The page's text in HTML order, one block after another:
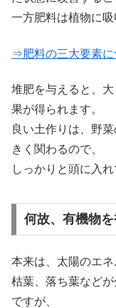
一方肥料は植物に吸
⇒肥料の三大要素に
堆肥を与えると、
果が得られます。
良い土作りは、野
きく関わるので、
しっかりと頭に入
何故、有機物
本来は、太陽のエネ
枯葉、落ち葉など
ですが、